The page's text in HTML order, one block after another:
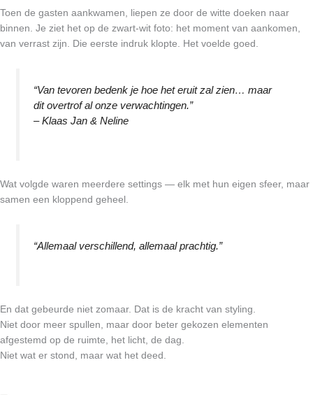
Toen de gasten aankwamen, liepen ze door de witte doeken naar
binnen. Je ziet het op de zwart-wit foto: het moment van aankomen,
van verrast zijn. Die eerste indruk klopte. Het voelde goed.
“Van tevoren bedenk je hoe het eruit zal zien… maar
dit overtrof al onze verwachtingen.”
– Klaas Jan & Neline
Wat volgde waren meerdere settings — elk met hun eigen sfeer, maar
samen een kloppend geheel.
“Allemaal verschillend, allemaal prachtig.”
En dat gebeurde niet zomaar. Dat is de kracht van styling.
Niet door meer spullen, maar door beter gekozen elementen
afgestemd op de ruimte, het licht, de dag.
Niet wat er stond, maar wat het deed.